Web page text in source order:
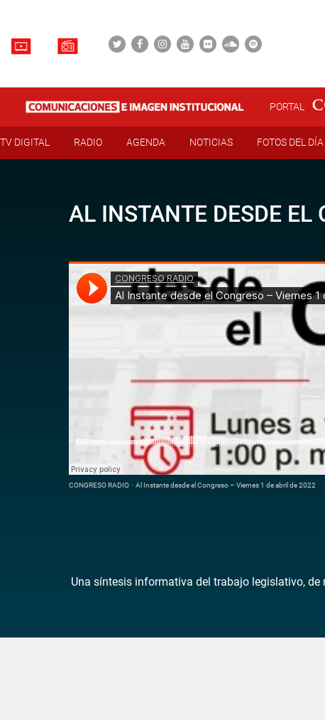
PORTAL
TV DIGITAL RADIO AGENDA NOTICIAS FOTOS DEL DÍA
AL INSTANTE DESDE EL
CONGRESO RADIO · Al Instante desde el Congreso – Viernes 1 de abril de 2022
Una síntesis informativa del trabajo legislativo,